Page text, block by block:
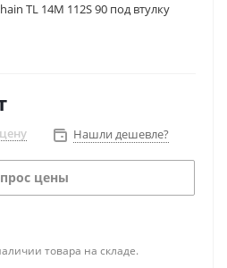
TL 14M 112S 90 под втулку
Нашли дешевле?
цены
товара на складе.